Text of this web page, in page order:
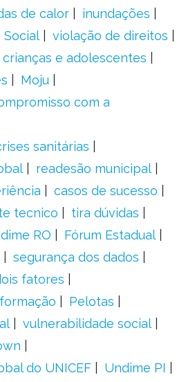
de calor
inundações
Social
violação de direitos
e adolescentes
Moju
com a
sanitárias
readesão municipal
casos de sucesso
tecnico
tira dúvidas
RO
Fórum Estadual
segurança dos dados
fatores
Pelotas
vulnerabilidade social
do UNICEF
Undime PI